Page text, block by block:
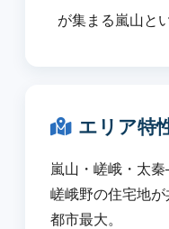
が集まる嵐山と
エリア特
嵐山・嵯峨・太
嵯峨野の住宅地
都市最大。